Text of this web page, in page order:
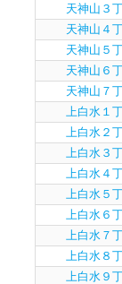
天神山３
天神山４
天神山５
天神山６
天神山７
上白水１
上白水２
上白水３
上白水４
上白水５
上白水６
上白水７
上白水８
上白水９